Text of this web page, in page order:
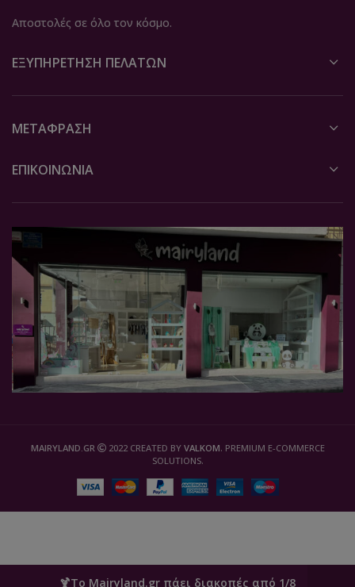
🍹Το Mairyland.gr πάει διακοπές από 1/8
Αποστολές σε όλο τον κόσμο.
ΕΞΥΠΗΡΈΤΗΣΗ ΠΕΛΑΤΏΝ
ΜΕΤΆΦΡΑΣΗ
ΕΠΙΚΟΙΝΩΝΙΑ
MAIRYLAND.GR 2022 CREATED BY VALKOM. PREMIUM E-COMMERCE
SOLUTIONS.